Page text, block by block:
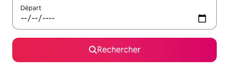
Départ
Rechercher